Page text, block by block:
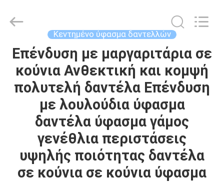
ΑΡΧΙΚΉ
ΣΕΛΊΔΑ
ΠΡΟΪΌΝΤΑ
ΣΧΕΤΙΚΆ
ΕΜΆΣ
Reserved.
Κεντημένο ύφασμα δαντελλών
Επένδυση με μαργαριτάρια σε
κούνια Ανθεκτική και κομψή
πολυτελή δαντέλα Επένδυση
με λουλούδια ύφασμα
δαντέλα ύφασμα γάμος
γενέθλια περιστάσεις
υψηλής ποιότητας δαντέλα
σε κούνια σε κούνια ύφασμα